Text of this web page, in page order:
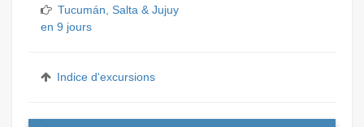
Tucumán, Salta & Jujuy
en 9 jours
Indice d'excursions